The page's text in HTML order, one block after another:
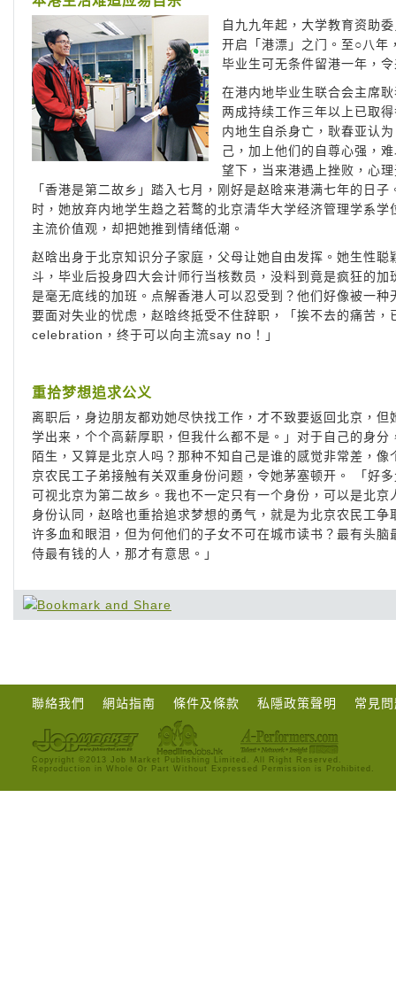
自九九年起，大学教育资助
开启「港漂」之门。至○八年
毕业生可无条件留港一年，
在港内地毕业生联合会主席
两成持续工作三年以上已取
内地生自杀身亡，耿春亚认
己，加上他们的自尊心强，
望下，当来港遇上挫败，心
「香港是第二故乡」踏入七月，刚好是赵晗来港满七年的日
时，她放弃内地学生趋之若鹜的北京清华大学经济管理学系
主流价值观，却把她推到情绪低潮。
赵晗出身于北京知识分子家庭，父母让她自由发挥。她生性
斗，毕业后投身四大会计师行当核数员，没料到竟是疯狂的
是毫无底线的加班。点解香港人可以忍受到？他们好像被一
要面对失业的忧虑，赵晗终抵受不住辞职，「挨不去的痛苦
celebration，终于可以向主流say no！」
重拾梦想追求公义
离职后，身边朋友都劝她尽快找工作，才不致要返回北京，
学出来，个个高薪厚职，但我什么都不是。」对于自己的身
陌生，又算是北京人吗？那种不知自己是谁的感觉非常差，
京农民工子弟接触有关双重身份问题，令她茅塞顿开。 「好
可视北京为第二故乡。我也不一定只有一个身份，可以是北
身份认同，赵晗也重拾追求梦想的勇气，就是为北京农民工
许多血和眼泪，但为何他们的子女不可在城市读书？最有头
侍最有钱的人，那才有意思。」
聯絡我們 網站指南 條件及條款 私隱政策聲明 常見
Copyright ©2013 Job Market Publishing Limited. All Right Reserved.
Reproduction in Whole Or Part Without Expressed Permission is Prohibited.